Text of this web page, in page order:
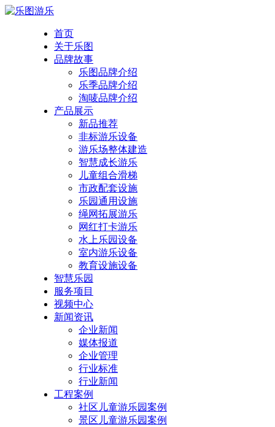
首页
关于乐图
品牌故事
乐图品牌介绍
乐季品牌介绍
淘唛品牌介绍
产品展示
新品推荐
非标游乐设备
游乐场整体建造
智慧成长游乐
儿童组合滑梯
市政配套设施
乐园通用设施
绳网拓展游乐
网红打卡游乐
水上乐园设备
室内游乐设备
教育设施设备
智慧乐园
服务项目
视频中心
新闻资讯
企业新闻
媒体报道
企业管理
行业标准
行业新闻
工程案例
社区儿童游乐园案例
景区儿童游乐园案例